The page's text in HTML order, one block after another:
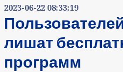
2023-06-22 08:33:19
лишат
программ